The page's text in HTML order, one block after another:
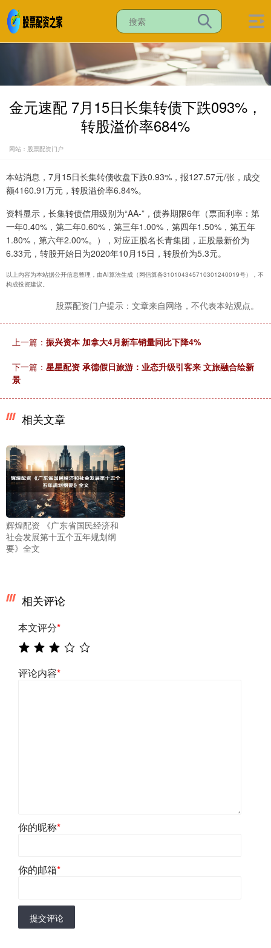
金元速配 7月15日长集转债下跌093%，
转股溢价率684%
网站：股票配资门户
本站消息，7月15日长集转债收盘下跌0.93%，报127.57元/张，成交
额4160.91万元，转股溢价率6.84%。
资料显示，长集转债信用级别为“AA-”，债券期限6年（票面利率：第
一年0.40%，第二年0.60%，第三年1.00%，第四年1.50%，第五年
1.80%，第六年2.00%。），对应正股名长青集团，正股最新价为
6.33元，转股开始日为2020年10月15日，转股价为5.3元。
以上内容为本站据公开信息整理，由AI算法生成（网信算备310104345710301240019号），不
构成投资建议。
股票配资门户提示：文章来自网络，不代表本站观点。
上一篇： 振兴资本 加拿大4月新车销量同比下降4%
下一篇： 星星配资 承德假日旅游：业态升级引客来 文旅融合绘新
景
相关文章
辉煌配资 《广东省国民经济和
社会发展第十五个五年规划纲
要》全文
相关评论
本文评分*
评论内容*
你的昵称*
你的邮箱*
提交评论